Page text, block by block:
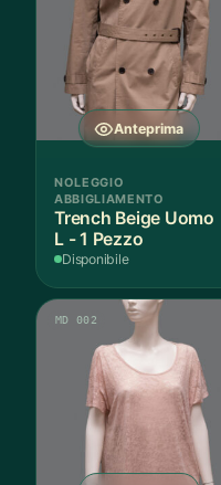
Anteprima
NOLEGGIO
ABBIGLIAMENTO
Trench Beige Uomo
L - 1 Pezzo
Disponibile
MD 002